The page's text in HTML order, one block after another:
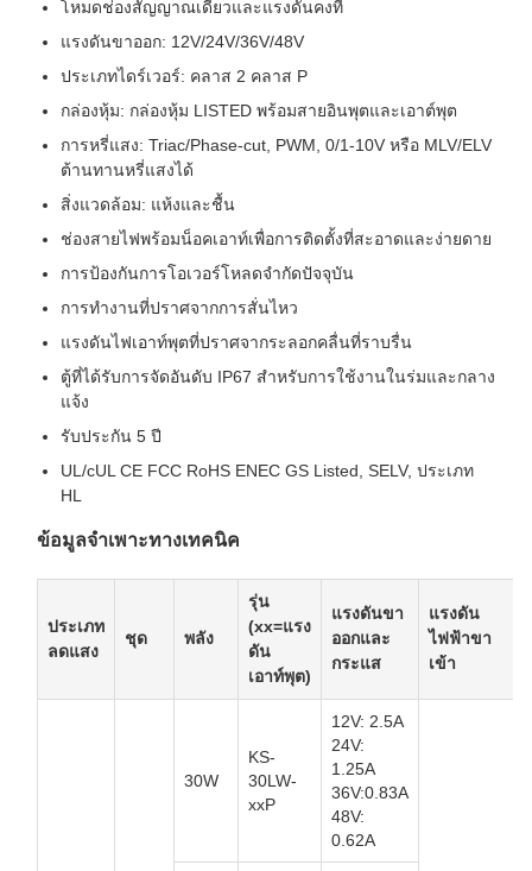
โหมดช่องสัญญาณเดี่ยวและแรงดันคงที่
แรงดันขาออก: 12V/24V/36V/48V
ประเภทไดร์เวอร์: คลาส 2 คลาส P
กล่องหุ้ม: กล่องหุ้ม LISTED พร้อมสายอินพุตและเอาต์พุต
การหรี่แสง: Triac/Phase-cut, PWM, 0/1-10V หรือ MLV/ELV
ต้านทานหรี่แสงได้
สิ่งแวดล้อม: แห้งและชื้น
ช่องสายไฟพร้อมน็อคเอาท์เพื่อการติดตั้งที่สะอาดและง่ายดาย
การป้องกันการโอเวอร์โหลดจำกัดปัจจุบัน
การทำงานที่ปราศจากการสั่นไหว
แรงดันไฟเอาท์พุตที่ปราศจากระลอกคลื่นที่ราบรื่น
ตู้ที่ได้รับการจัดอันดับ IP67 สำหรับการใช้งานในร่มและกลาง
แจ้ง
รับประกัน 5 ปี
UL/cUL CE FCC RoHS ENEC GS Listed, SELV, ประเภท
HL
ข้อมูลจำเพาะทางเทคนิค
ประเภท
ลดแสง
ชุด พลัง
รุ่น
(xx=แรง
ดัน
เอาท์พุต)
แรงดันขา
ออกและ
กระแส
แรงดัน
ไฟฟ้าขา
เข้า
30W
KS-
30LW-
xxP
12V: 2.5A
24V:
1.25A
36V:0.83A
48V:
0.62A